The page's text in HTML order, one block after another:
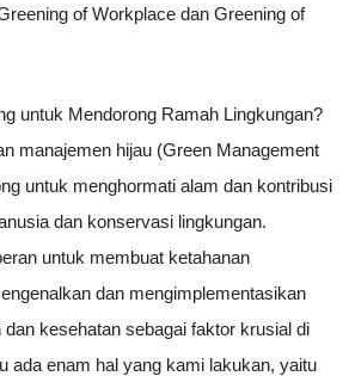
of Workplace dan Greening of
untuk Mendorong Ramah Lingkungan?
manajemen hijau (Green Management
untuk menghormati alam dan kontribusi
dan konservasi lingkungan.
untuk membuat ketahanan
dan mengimplementasikan
kesehatan sebagai faktor krusial di
ada enam hal yang kami lakukan, yaitu